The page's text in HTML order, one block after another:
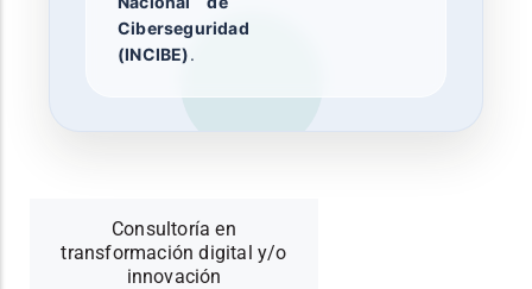
Ciberseguridad
(INCIBE).
Consultoría en
transformación digital y/o
innovación